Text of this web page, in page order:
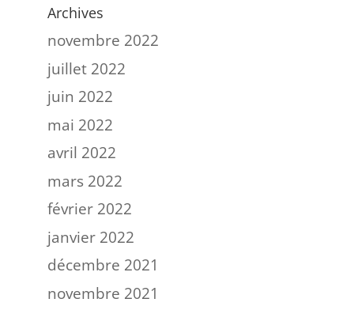
Archives
novembre 2022
juillet 2022
juin 2022
mai 2022
avril 2022
mars 2022
février 2022
janvier 2022
décembre 2021
novembre 2021